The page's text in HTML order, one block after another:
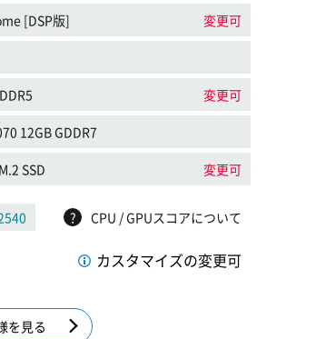
[DSP版] 変更可
変更可
12GB GDDR7
SSD 変更可
? CPU / GPUスコアについて
カスタマイズの変更可
を見る